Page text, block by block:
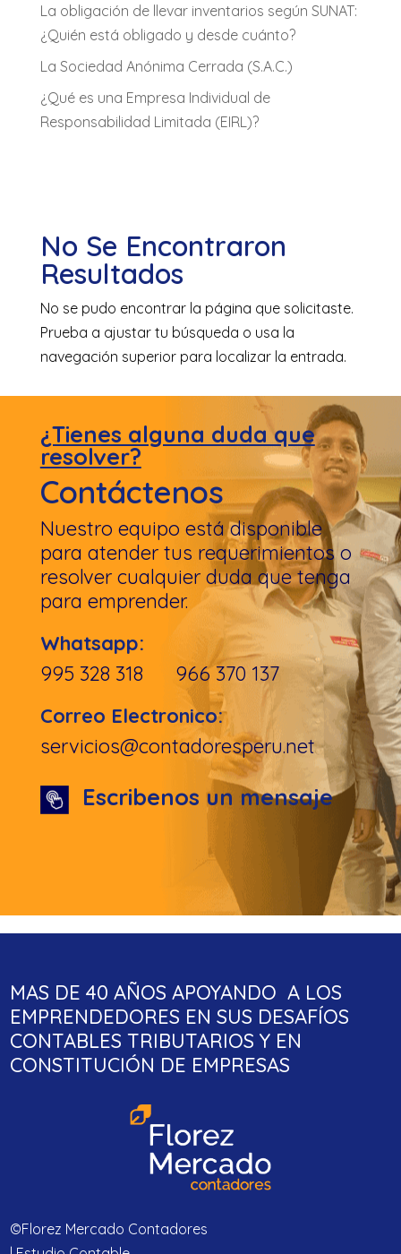
La obligación de llevar inventarios según SUNAT:
¿Quién está obligado y desde cuánto?
La Sociedad Anónima Cerrada (S.A.C.)
¿Qué es una Empresa Individual de
Responsabilidad Limitada (EIRL)?
No Se Encontraron
Resultados
No se pudo encontrar la página que solicitaste.
Prueba a ajustar tu búsqueda o usa la
navegación superior para localizar la entrada.
¿Tienes alguna duda que
resolver?
Contáctenos
Nuestro equipo está disponible
para atender tus requerimientos o
resolver cualquier duda que tenga
para emprender.
Whatsapp:
995 328 318 966 370 137
Correo Electronico:
servicios@contadoresperu.net
Escribenos un mensaje
MAS DE 40 AÑOS APOYANDO A LOS
EMPRENDEDORES EN SUS DESAFÍOS
CONTABLES TRIBUTARIOS Y EN
CONSTITUCIÓN DE EMPRESAS
©Florez Mercado Contadores